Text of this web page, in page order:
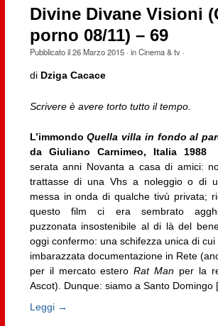
Divine Divane Visioni
porno 08/11) – 69
Pubblicato il26 Marzo 2015· inCinema & tv·
di Dziga Cacace
Scrivere è avere torto tutto il tempo.
L’immondoQuella villa in fondo al
da Giuliano Carnimeo, Italia 1988
serata anni Novanta a casa di amici:
trattasse di una Vhs a noleggio o di
messa in onda di qualche tivù privata;
questo film ci era sembrato
puzzonata insostenibile al di là del
oggi confermo: una schifezza unica di
imbarazzata documentazione in Rete
per il mercato esteroRat Man per la
Ascot). Dunque: siamo a Santo Domingo
Leggi →